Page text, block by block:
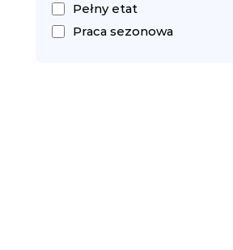
Pełny etat
Praca sezonowa